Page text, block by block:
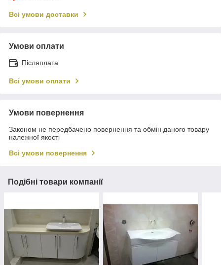
Всі умови доставки
Умови оплати
Післяплата
Всі умови оплати
Умови повернення
Законом не передбачено повернення та обмін даного товару
належної якості
Всі умови повернення
Подібні товари компанії